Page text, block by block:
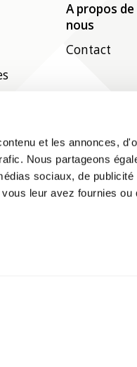
et les annonces,
Nous partageons
sociaux, de
leur avez fournies
A propos de
nous
Contact
les réseaux sociaux